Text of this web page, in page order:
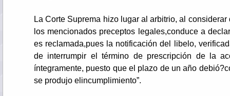
La Corte Suprema hizo lugar al arbitrio, al
los mencionados preceptos legales,conduce a
es reclamada,pues la notificación del libelo,
de interrumpir el término de prescripción de la
íntegramente, puesto que el plazo de un año
se produjo elincumplimiento”.